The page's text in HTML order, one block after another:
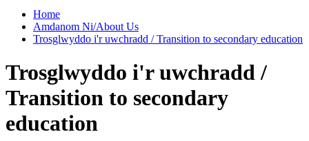
Home
Amdanom Ni/About Us
Trosglwyddo i'r uwchradd / Transition to secondary education
Trosglwyddo i'r uwchradd /
Transition to secondary
education